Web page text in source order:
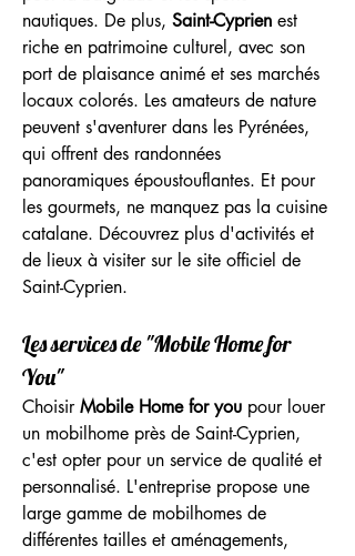
nautiques. De plus, Saint-Cyprien est
riche en patrimoine culturel, avec son
port de plaisance animé et ses marchés
locaux colorés. Les amateurs de nature
peuvent s'aventurer dans les Pyrénées,
qui offrent des randonnées
panoramiques époustouflantes. Et pour
les gourmets, ne manquez pas la cuisine
catalane. Découvrez plus d'activités et
de lieux à visiter sur le site officiel de
Saint-Cyprien.
Les services de "Mobile Home for
You"
Choisir Mobile Home for you pour louer
un mobilhome près de Saint-Cyprien,
c'est opter pour un service de qualité et
personnalisé. L'entreprise propose une
large gamme de mobilhomes de
différentes tailles et aménagements,